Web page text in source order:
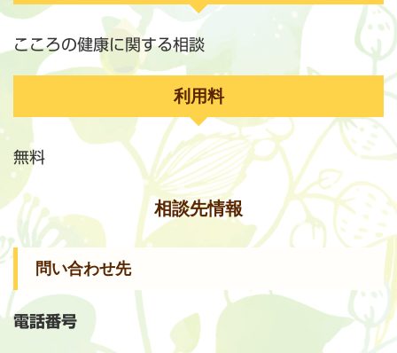
こころの健康に関する相談
利用料
無料
相談先情報
問い合わせ先
電話番号